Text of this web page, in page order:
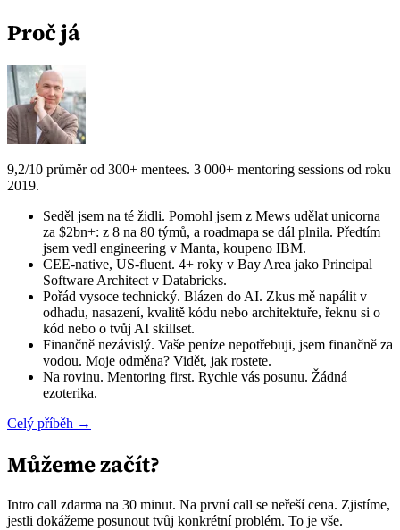
Proč já
9,2/10 průměr od 300+ mentees. 3 000+ mentoring sessions od roku
2019.
Seděl jsem na té židli. Pomohl jsem z Mews udělat unicorna
za $2bn+: z 8 na 80 týmů, a roadmapa se dál plnila. Předtím
jsem vedl engineering v Manta, koupeno IBM.
CEE-native, US-fluent. 4+ roky v Bay Area jako Principal
Software Architect v Databricks.
Pořád vysoce technický. Blázen do AI. Zkus mě napálit v
odhadu, nasazení, kvalitě kódu nebo architektuře, řeknu si o
kód nebo o tvůj AI skillset.
Finančně nezávislý. Vaše peníze nepotřebuji, jsem finančně za
vodou. Moje odměna? Vidět, jak rostete.
Na rovinu. Mentoring first. Rychle vás posunu. Žádná
ezoterika.
Celý příběh →
Můžeme začít?
Intro call zdarma na 30 minut. Na první call se neřeší cena. Zjistíme,
jestli dokážeme posunout tvůj konkrétní problém. To je vše.